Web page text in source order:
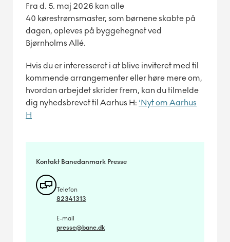
Fra d. 5. maj 2026 kan alle
40 kørestrømsmaster, som børnene skabte på
dagen, opleves på byggehegnet ved
Bjørnholms Allé.
Hvis du er interesseret i at blive inviteret med til
kommende arrangementer eller høre mere om,
hvordan arbejdet skrider frem, kan du tilmelde
dig nyhedsbrevet til Aarhus H: ‘Nyt om Aarhus
H
Kontakt Banedanmark Presse
Telefon
82341313
E-mail
presse@bane.dk